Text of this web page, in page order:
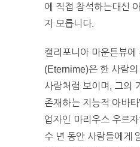
에 직접 참석하는대신
지 모릅니다.
캘리포니아 마운튼뷰에
(Eternime)은 한 사람의
사람처럼 보이며, 그의
존재하는 지능적 아바
업자인 마리우스 우르
수 년 동안 사람들에게